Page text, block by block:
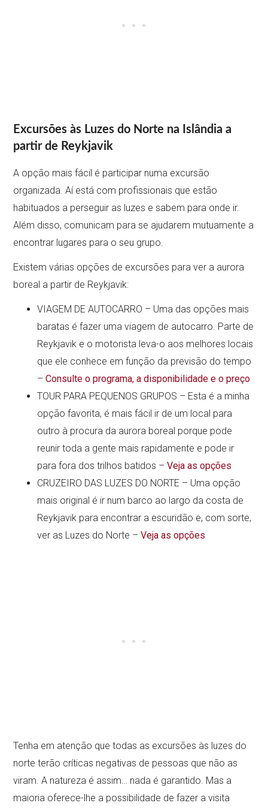
Excursões às Luzes do Norte na Islândia a
partir de Reykjavik
A opção mais fácil é participar numa excursão
organizada. Aí está com profissionais que estão
habituados a perseguir as luzes e sabem para onde ir.
Além disso, comunicam para se ajudarem mutuamente a
encontrar lugares para o seu grupo.
Existem várias opções de excursões para ver a aurora
boreal a partir de Reykjavik:
VIAGEM DE AUTOCARRO – Uma das opções mais
baratas é fazer uma viagem de autocarro. Parte de
Reykjavik e o motorista leva-o aos melhores locais
que ele conhece em função da previsão do tempo
–Consulte o programa, a disponibilidade e o preço
TOUR PARA PEQUENOS GRUPOS – Esta é a minha
opção favorita, é mais fácil ir de um local para
outro à procura da aurora boreal porque pode
reunir toda a gente mais rapidamente e pode ir
para fora dos trilhos batidos –Veja as opções
CRUZEIRO DAS LUZES DO NORTE – Uma opção
mais original é ir num barco ao largo da costa de
Reykjavik para encontrar a escuridão e, com sorte,
ver as Luzes do Norte –Veja as opções
Tenha em atenção que todas as excursões às luzes do
norte terão críticas negativas de pessoas que não as
viram. A natureza é assim… nada é garantido. Mas a
maioria oferece-lhe a possibilidade de fazer a visita